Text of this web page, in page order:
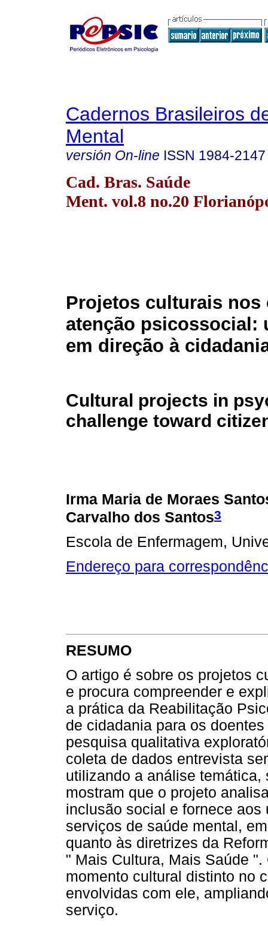
Cadernos Brasileiros
Mental
versión On-line ISSN 1984-2147
Cad. Bras. Saúde
Ment. vol.8 no.20
Projetos culturais nos
atenção psicossocial:
em direção à
Cultural projects in
challenge toward
Irma Maria de Moraes
Carvalho dos Santos3
Escola de Enfermagem,
Endereço para
RESUMO
O artigo é sobre os projetos
e procura compreender e
a prática da Reabilitação
de cidadania para os
pesquisa qualitativa
coleta de dados entrevista
utilizando a análise
mostram que o projeto
inclusão social e fornece
serviços de saúde mental,
quanto às diretrizes da
" Mais Cultura, Mais Saúde
momento cultural distinto no
envolvidas com ele,
serviço.